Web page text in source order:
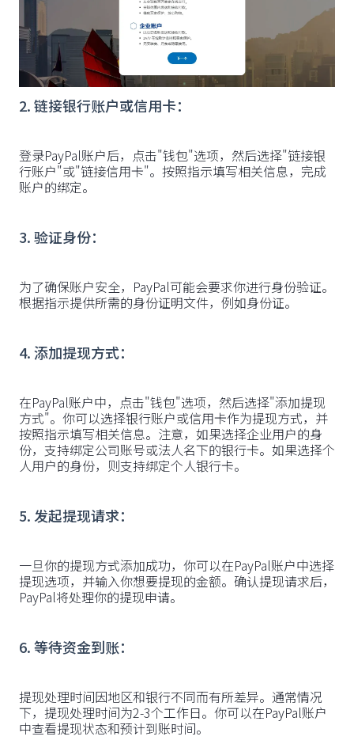
2. 链接银行账户或信用卡：
登录PayPal账户后，点击"钱包"选项，然后选择"链接银
行账户"或"链接信用卡"。按照指示填写相关信息，完成
账户的绑定。
3. 验证身份：
为了确保账户安全，PayPal可能会要求你进行身份验证。
根据指示提供所需的身份证明文件，例如身份证。
4. 添加提现方式：
在PayPal账户中，点击"钱包"选项，然后选择"添加提现
方式"。你可以选择银行账户或信用卡作为提现方式，并
按照指示填写相关信息。注意，如果选择企业用户的身
份，支持绑定公司账号或法人名下的银行卡。如果选择个
人用户的身份，则支持绑定个人银行卡。
5. 发起提现请求：
一旦你的提现方式添加成功，你可以在PayPal账户中选择
提现选项，并输入你想要提现的金额。确认提现请求后，
PayPal将处理你的提现申请。
6. 等待资金到账：
提现处理时间因地区和银行不同而有所差异。通常情况
下，提现处理时间为2-3个工作日。你可以在PayPal账户
中查看提现状态和预计到账时间。